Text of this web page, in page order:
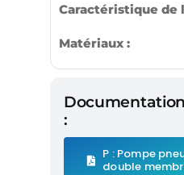
Caractéristique de
Matériaux :
:
P : Pompe
double